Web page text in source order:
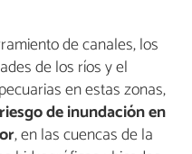
de canales, los
de los ríos y el
en estas zonas,
riesgo de inundación en
, en las cuencas de la